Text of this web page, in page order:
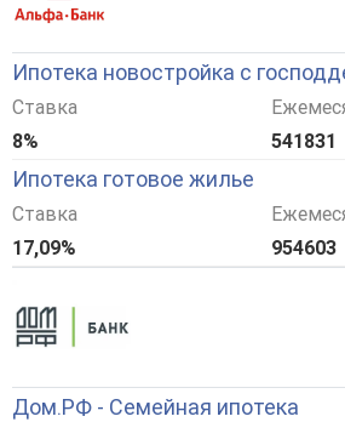
Ипотека новостройка с
Ставка
8%
541831
Ипотека готовое жилье
Ставка
17,09%
954603
Дом.РФ - Семейная ипотека